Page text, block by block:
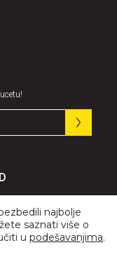
najbolje
saznati više o
u podešavanjima.